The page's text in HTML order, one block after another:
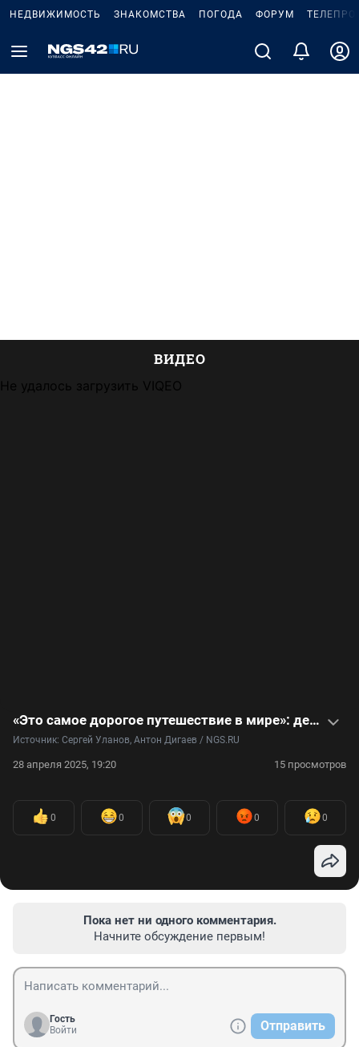
НЕДВИЖИМОСТЬ ЗНАКОМСТВА ПОГОДА ФОРУМ
ВИДЕО
Не удалось загрузить VIQEO
«Это самое дорогое путешествие в мире»: девушка потратила почти 2 млн рублей на отпуск в Антарктиде —
Источник: Сергей Уланов, Антон Дигаев / NGS.RU
28 апреля 2025, 19:20 15 просмотров
0 0 0 0 0
Пока нет ни одного комментария.
Начните обсуждение первым!
Гость
Войти
Отправить